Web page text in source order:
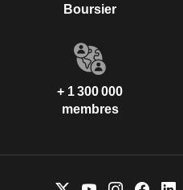
Boursier
+ 1 300 000
membres